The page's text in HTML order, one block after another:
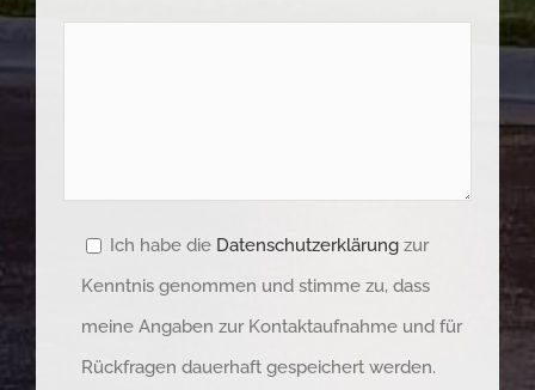
Ich habe die Datenschutzerklärung zur
Kenntnis genommen und stimme zu, dass
meine Angaben zur Kontaktaufnahme und für
Rückfragen dauerhaft gespeichert werden.